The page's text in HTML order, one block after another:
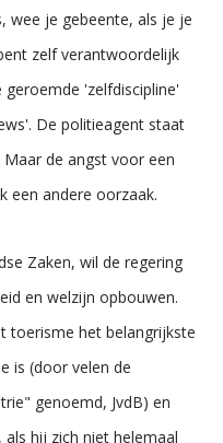
wee je gebeente, als je je
zelf verantwoordelijk
'zelfdiscipline'
De politieagent staat
de angst voor een
een andere oorzaak.
Zaken, wil de regering
en welzijn opbouwen.
toerisme het belangrijkste
is (door velen de
genoemd, JvdB) en
hij zich niet helemaal